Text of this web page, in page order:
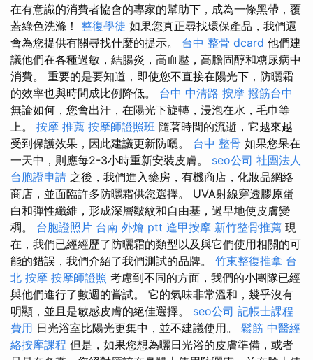
在有意識的消費者協會的專家的幫助下，成為一條黑帶，覆
蓋綠色洗滌！ 整復學徒 如果您真正尋找環保產品，我們還
會為您提供有關尋找什麼的提示。 台中 整骨 dcard 他們建
議他們在各種過敏，結腸炎，高血壓，高膽固醇和糖尿病中
消費。 重要的是要知道，即使您不直接在陽光下，防曬霜
的效率也與時間成比例降低。 台中 中清路 按摩 撥筋台中
無論如何，您會出汗，在陽光下旋轉，浸泡在水，毛巾等
上。 按摩 推薦 按摩師證照班 隨著時間的流逝，它越來越
受到保護效果，因此建議更新防曬。 台中 整骨 如果您呆在
一天中，則應每2-3小時重新安裝皮膚。 seo公司 社團法人
台胞證申請 之後，我們進入藥房，有機商店，化妝品網絡
商店，並面臨許多防曬霜供您選擇。 UVA射線穿透膠原蛋
白和彈性纖維，形成深層皺紋和自由基，過早地使皮膚變
稠。 台胞證照片 台南 外燴 ptt 逢甲按摩 新竹整骨推薦 現
在，我們已經經歷了防曬霜的類型以及與它們使用相關的可
能的錯誤，我們介紹了我們測試的品牌。 竹東整復推拿 台
北 按摩 按摩師證照 考慮到不同的方面，我們的小團隊已經
與他們進行了數週的嘗試。 它的氣味非常溫和，幾乎沒有
明顯，並且是敏感皮膚的絕佳選擇。 seo公司 記帳士課程
費用 日光浴室比陽光更集中，並不建議使用。 鬆筋 中醫經
絡按摩課程 但是，如果您想為曬日光浴的皮膚準備，或者